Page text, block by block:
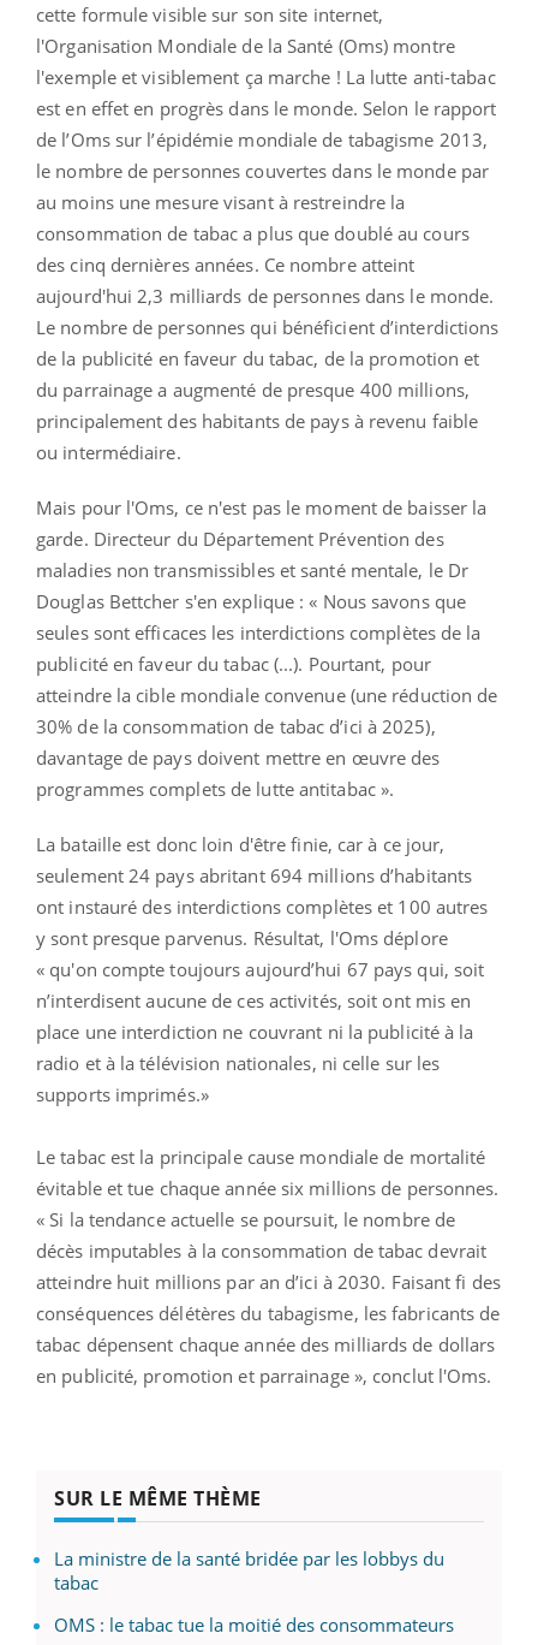
cette formule visible sur son site internet,
l'Organisation Mondiale de la Santé (Oms) montre
l'exemple et visiblement ça marche ! La lutte anti-tabac
est en effet en progrès dans le monde. Selon le rapport
de l’Oms sur l’épidémie mondiale de tabagisme 2013,
le nombre de personnes couvertes dans le monde par
au moins une mesure visant à restreindre la
consommation de tabac a plus que doublé au cours
des cinq dernières années. Ce nombre atteint
aujourd'hui 2,3 milliards de personnes dans le monde.
Le nombre de personnes qui bénéficient d’interdictions
de la publicité en faveur du tabac, de la promotion et
du parrainage a augmenté de presque 400 millions,
principalement des habitants de pays à revenu faible
ou intermédiaire.
Mais pour l'Oms, ce n'est pas le moment de baisser la
garde. Directeur du Département Prévention des
maladies non transmissibles et santé mentale, le Dr
Douglas Bettcher s'en explique : « Nous savons que
seules sont efficaces les interdictions complètes de la
publicité en faveur du tabac (...). Pourtant, pour
atteindre la cible mondiale convenue (une réduction de
30% de la consommation de tabac d’ici à 2025),
davantage de pays doivent mettre en œuvre des
programmes complets de lutte antitabac ».
La bataille est donc loin d'être finie, car à ce jour,
seulement 24 pays abritant 694 millions d’habitants
ont instauré des interdictions complètes et 100 autres
y sont presque parvenus. Résultat, l'Oms déplore
« qu'on compte toujours aujourd’hui 67 pays qui, soit
n’interdisent aucune de ces activités, soit ont mis en
place une interdiction ne couvrant ni la publicité à la
radio et à la télévision nationales, ni celle sur les
supports imprimés.»
Le tabac est la principale cause mondiale de mortalité
évitable et tue chaque année six millions de personnes.
« Si la tendance actuelle se poursuit, le nombre de
décès imputables à la consommation de tabac devrait
atteindre huit millions par an d’ici à 2030. Faisant fi des
conséquences délétères du tabagisme, les fabricants de
tabac dépensent chaque année des milliards de dollars
en publicité, promotion et parrainage », conclut l'Oms.
SUR LE MÊME THÈME
La ministre de la santé bridée par les lobbys du
tabac
OMS : le tabac tue la moitié des consommateurs